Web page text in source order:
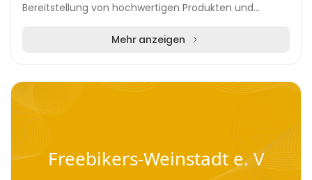
Bereitstellung von hochwertigen Produkten und
Mehr anzeigen
Freebikers-Weinstadt e. V